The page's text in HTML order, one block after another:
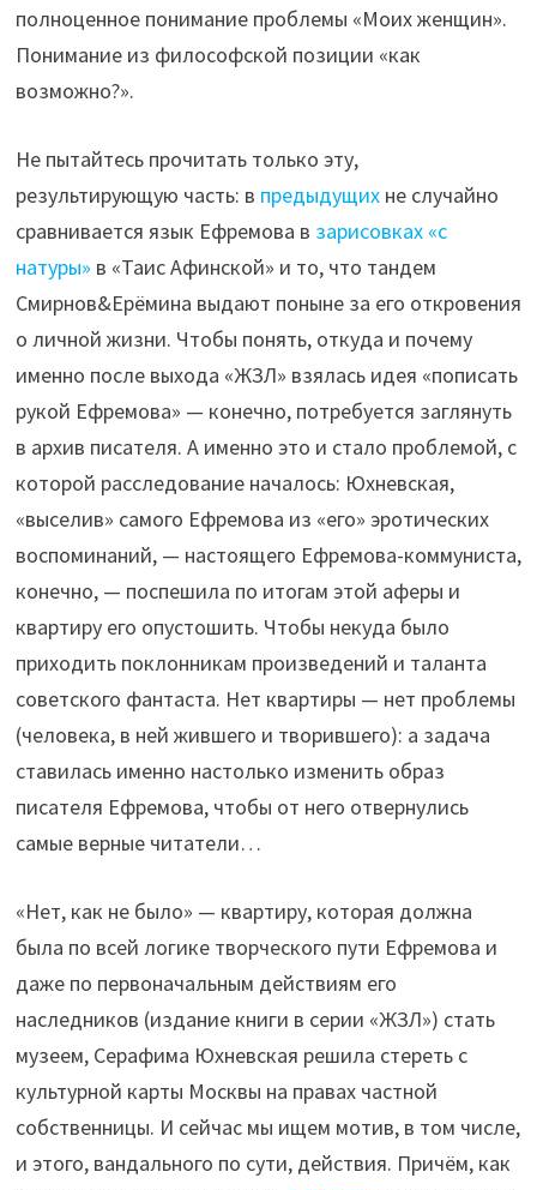
полноценное понимание проблемы «Моих женщин».
Понимание из философской позиции «как
возможно?».
Не пытайтесь прочитать только эту,
результирующую часть: в предыдущихне случайно
сравнивается язык Ефремова в зарисовках «с
натуры» в «Таис Афинской» и то, что тандем
Смирнов&Ерёмина выдают поныне за его откровения
о личной жизни. Чтобы понять, откуда и почему
именно после выхода «ЖЗЛ» взялась идея «пописать
рукой Ефремова» — конечно, потребуется заглянуть
в архив писателя. А именно это и стало проблемой, с
которой расследование началось: Юхневская,
«выселив» самого Ефремова из «его» эротических
воспоминаний, — настоящего Ефремова-коммуниста,
конечно, — поспешила по итогам этой аферы и
квартиру его опустошить. Чтобы некуда было
приходить поклонникам произведений и таланта
советского фантаста. Нет квартиры — нет проблемы
(человека, в ней жившего и творившего): а задача
ставилась именно настолько изменить образ
писателя Ефремова, чтобы от него отвернулись
самые верные читатели…
«Нет, как не было» — квартиру, которая должна
была по всей логике творческого пути Ефремова и
даже по первоначальным действиям его
наследников (издание книги в серии «ЖЗЛ») стать
музеем, Серафима Юхневская решила стереть с
культурной карты Москвы на правах частной
собственницы. И сейчас мы ищем мотив, в том числе,
и этого, вандального по сути, действия. Причём, как